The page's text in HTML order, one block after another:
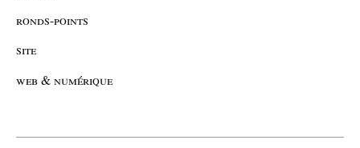
ronds-points
site
web & numérique